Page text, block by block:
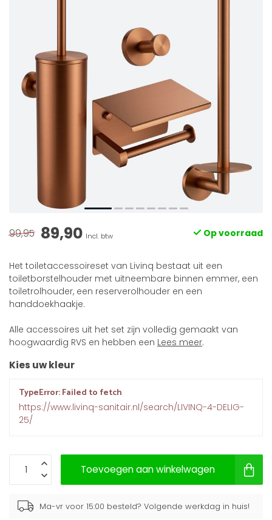
99,95 89,90 Incl. btw Op voorraad
Het toiletaccessoireset van Livinq bestaat uit een
toiletborstelhouder met uitneembare binnen emmer, een
toiletrolhouder, een reserverolhouder en een
handdoekhaakje.
Alle accessoires uit het set zijn volledig gemaakt van
hoogwaardig RVS en hebben een Lees meer.
Kies uw kleur
TypeError: Failed to fetch
https://www.livinq-sanitair.nl/search/LIVINQ-4-DELIG-
25/
Toevoegen aan winkelwagen
Ma-vr voor 15:00 besteld? Volgende werkdag in huis!